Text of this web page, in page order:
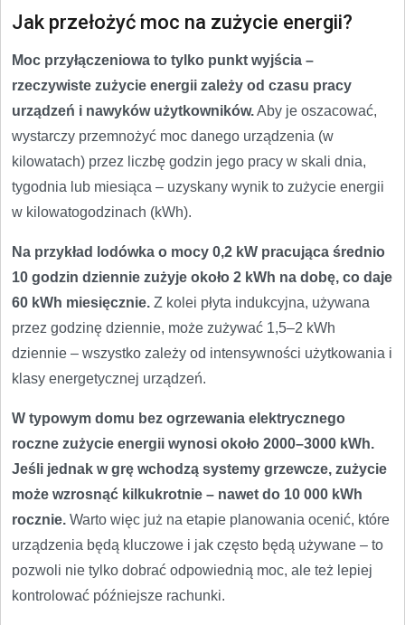
Jak przełożyć moc na zużycie energii?
Moc przyłączeniowa to tylko punkt wyjścia –
rzeczywiste zużycie energii zależy od czasu pracy
urządzeń i nawyków użytkowników.Aby je oszacować,
wystarczy przemnożyć moc danego urządzenia (w
kilowatach) przez liczbę godzin jego pracy w skali dnia,
tygodnia lub miesiąca – uzyskany wynik to zużycie energii
w kilowatogodzinach (kWh).
Na przykład lodówka o mocy 0,2 kW pracująca średnio
10 godzin dziennie zużyje około 2 kWh na dobę, co daje
60 kWh miesięcznie. Z kolei płyta indukcyjna, używana
przez godzinę dziennie, może zużywać 1,5–2 kWh
dziennie – wszystko zależy od intensywności użytkowania i
klasy energetycznej urządzeń.
W typowym domu bez ogrzewania elektrycznego
roczne zużycie energii wynosi około 2000–3000 kWh.
Jeśli jednak w grę wchodzą systemy grzewcze, zużycie
może wzrosnąć kilkukrotnie – nawet do 10 000 kWh
rocznie. Warto więc już na etapie planowania ocenić, które
urządzenia będą kluczowe i jak często będą używane – to
pozwoli nie tylko dobrać odpowiednią moc, ale też lepiej
kontrolować późniejsze rachunki.